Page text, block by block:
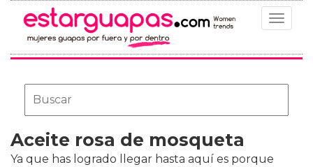
Toggle
Aceite rosa de mosqueta
Ya que has logrado llegar hasta aquí es porque